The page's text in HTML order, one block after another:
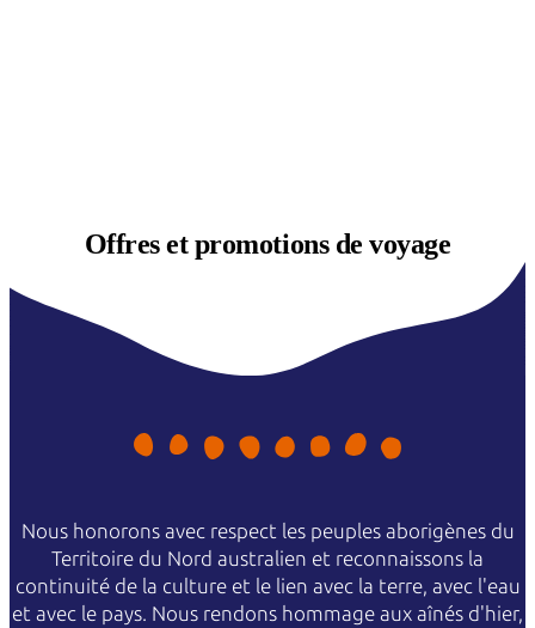
Offres etpromotions de voyage
Nous honorons avec respect les peuples aborigènes du
Territoire du Nord australien et reconnaissons la
continuité de la culture et le lien avec la terre, avec l'eau
et avec le pays. Nous rendons hommage aux aînés d'hier,